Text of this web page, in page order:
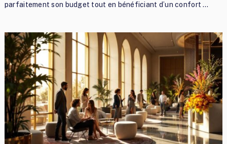
parfaitement son budget tout en bénéficiant d’un confort …